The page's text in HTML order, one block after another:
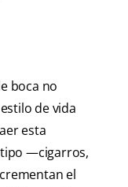
boca no
de vida
esta
tipo —cigarros,
el